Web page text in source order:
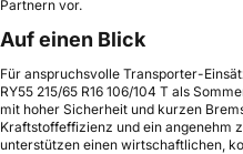
Partnern vor.
Auf einen Blick
Für anspruchsvolle Transporter-
RY55 215/65 R16 106/104 T als
mit hoher Sicherheit und kurzen
Kraftstoffeffizienz und ein angenehm
unterstützen einen wirtschaftlichen,